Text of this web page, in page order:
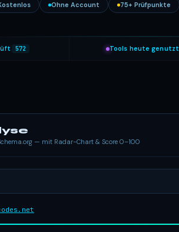
Ohne Account 75+ Prüfpunkte
572 Tools heute genutzt
— mit Radar-Chart & Score 0–100